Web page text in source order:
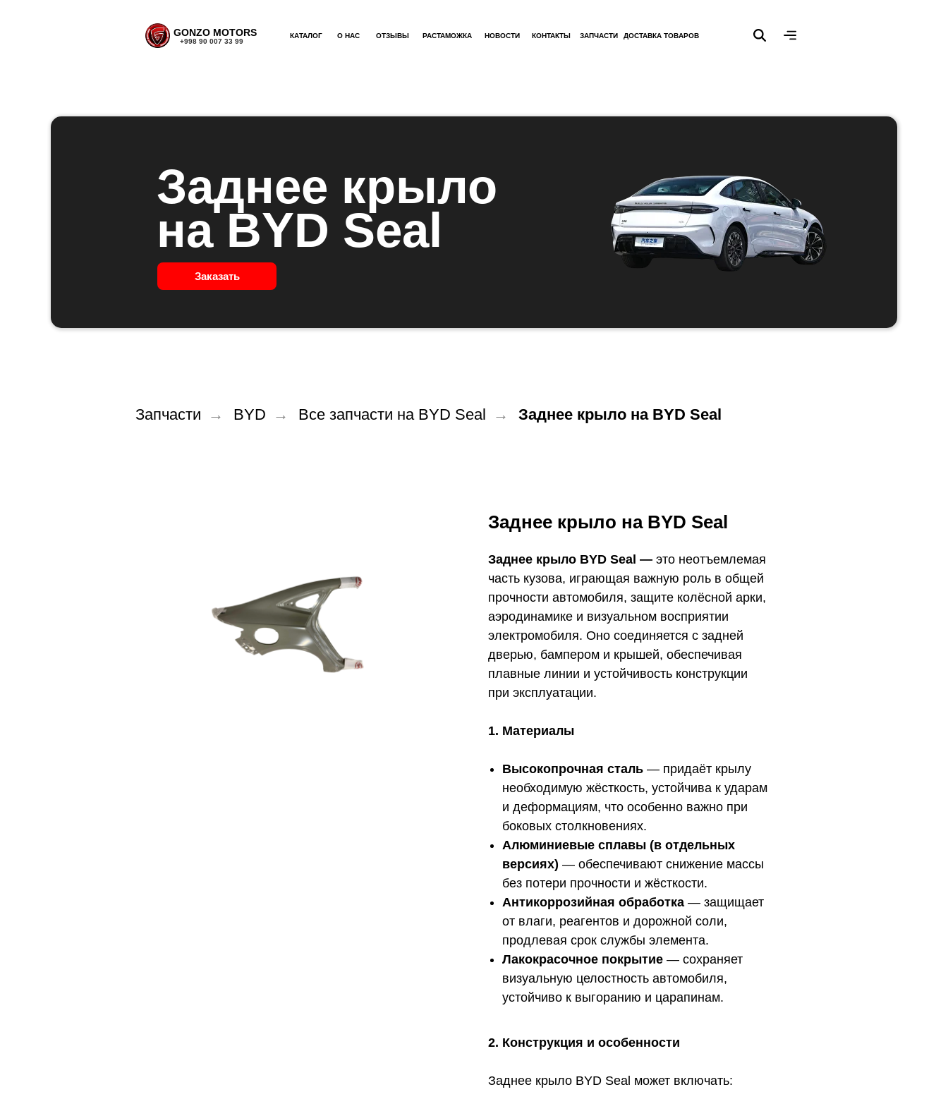
GONZO MOTORS КАТАЛОГ О НАС ОТЗЫВЫ РАСТАМОЖКА НОВОСТИ КОНТАКТЫ
+998 90 007 33 99
ЗАПЧАСТИ ДОСТАВКА ТОВАРОВ
Заднее крыло
на BYD Seal
Заказать
Запчасти → BYD → Все запчасти на BYD Seal → Заднее крыло на BYD Seal
Заднее крыло на BYD Seal
Заднее крыло BYD Seal — это неотъемлемая
часть кузова, играющая важную роль в общей
прочности автомобиля, защите колёсной арки,
аэродинамике и визуальном восприятии
электромобиля. Оно соединяется с задней
дверью, бампером и крышей, обеспечивая
плавные линии и устойчивость конструкции
при эксплуатации.
1. Материалы
Высокопрочная сталь — придаёт крылу
необходимую жёсткость, устойчива к ударам
и деформациям, что особенно важно при
боковых столкновениях.
Алюминиевые сплавы (в отдельных
версиях) — обеспечивают снижение массы
без потери прочности и жёсткости.
Антикоррозийная обработка — защищает
от влаги, реагентов и дорожной соли,
продлевая срок службы элемента.
Лакокрасочное покрытие — сохраняет
визуальную целостность автомобиля,
устойчиво к выгоранию и царапинам.
2. Конструкция и особенности
Заднее крыло BYD Seal может включать: